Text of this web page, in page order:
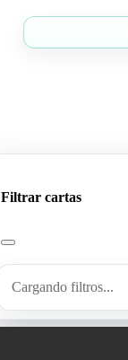
Filtrar cartas
Cargando filtros...